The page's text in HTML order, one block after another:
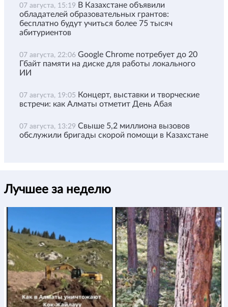
07 августа, 15:19 В Казахстане объявили
обладателей образовательных грантов:
бесплатно будут учиться более 75 тысяч
абитуриентов
07 августа, 22:06 Google Chrome потребует до 20
Гбайт памяти на диске для работы локального
ИИ
07 августа, 19:05 Концерт, выставки и творческие
встречи: как Алматы отметит День Абая
07 августа, 13:29 Свыше 5,2 миллиона вызовов
обслужили бригады скорой помощи в Казахстане
Лучшее за неделю